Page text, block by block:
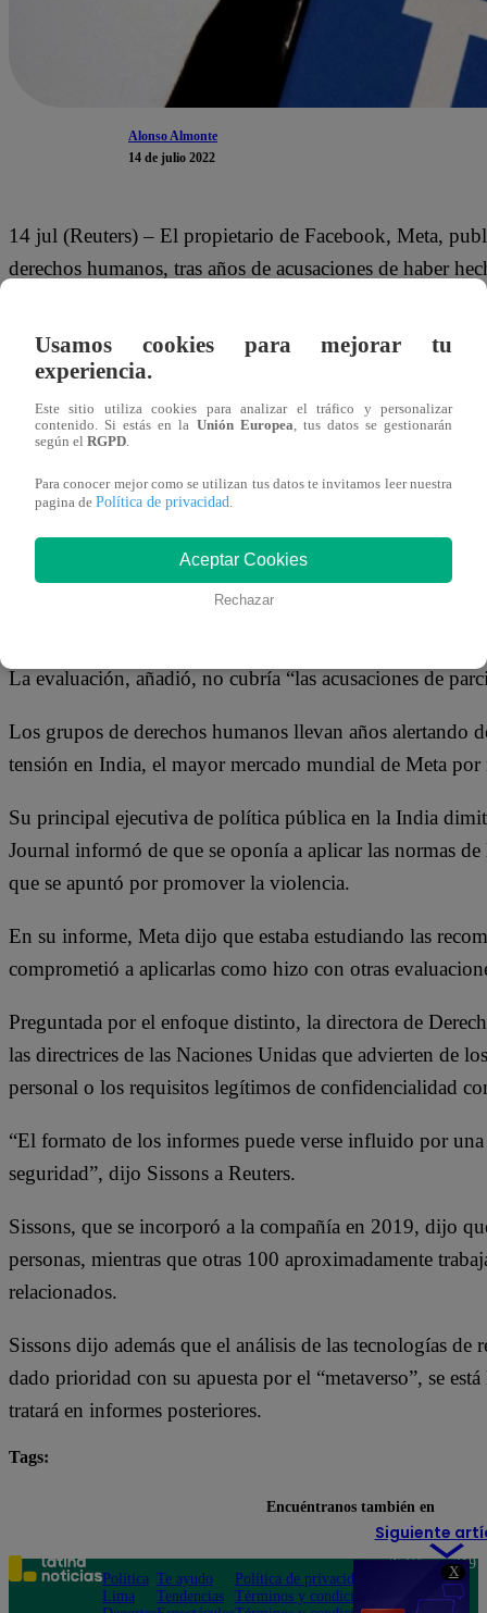
X
Alonso Almonte
14 de julio 2022
14 jul (Reuters) – El propietario de Facebook, Meta,
derechos humanos, tras años de acusaciones de haber
El informe, que cubre una auditoría realizada en 2020
evaluación del impacto de los derechos humanos en la
Foley Hoag.
Grupos de derechos humanos como Amnistía
publicación de la evaluación completa de la India, y han
En su resumen, Meta dijo que el bufete de abogados
plataformas de Meta estuvieran relacionadas con
La evaluación, añadió, no cubría “las acusaciones de
Los grupos de derechos humanos llevan años alertando
tensión en India, el mayor mercado mundial de Meta por
Su principal ejecutiva de política pública en la India
Journal informó de que se oponía a aplicar las normas
que se apuntó por promover la violencia.
En su informe, Meta dijo que estaba estudiando las
comprometió a aplicarlas como hizo con otras
Preguntada por el enfoque distinto, la directora de
las directrices de las Naciones Unidas que advierten de
personal o los requisitos legítimos de confidencialidad
“El formato de los informes puede verse influido por
seguridad”, dijo Sissons a Reuters.
Sissons, que se incorporó a la compañía en 2019, dijo
personas, mientras que otras 100 aproximadamente
relacionados.
Sissons dijo además que el análisis de las tecnologías
dado prioridad con su apuesta por el “metaverso”, se
tratará en informes posteriores.
Tags:
Siguiente
Usamos cookies para mejorar tu
experiencia.
Este sitio utiliza cookies para analizar el tráfico y personalizar
contenido. Si estás en la Unión Europea, tus datos se gestionarán
según el RGPD.
Para conocer mejor como se utilizan tus datos te invitamos leer nuestra
pagina de Política de privacidad.
Aceptar Cookies
Rechazar
Encuéntranos también en
Política
Lima
Te ayudo
Tendencias
Política de privacidad
Términos y condiciones
Teléfono: 219
Av. San